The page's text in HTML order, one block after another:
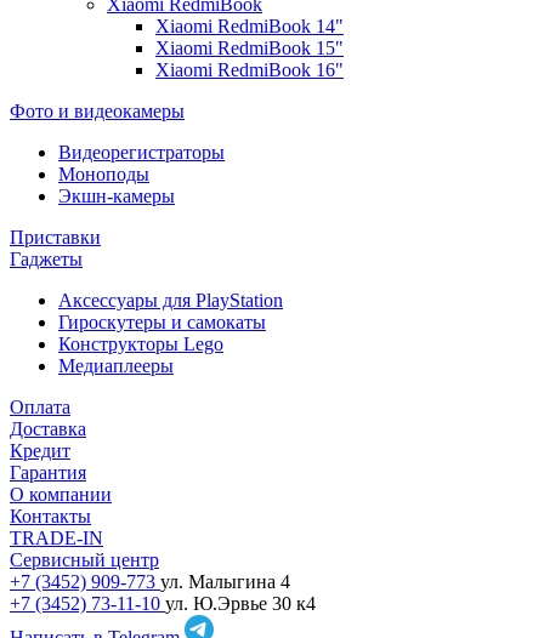
Xiaomi RedmiBook
Xiaomi RedmiBook 14"
Xiaomi RedmiBook 15"
Xiaomi RedmiBook 16"
Фото и видеокамеры
Видеорегистраторы
Моноподы
Экшн-камеры
Приставки
Гаджеты
Аксессуары для PlayStation
Гироскутеры и самокаты
Конструкторы Lego
Медиаплееры
Оплата
Доставка
Кредит
Гарантия
О компании
Контакты
TRADE-IN
Сервисный центр
+7 (3452) 909-773 ул. Малыгина 4
+7 (3452) 73-11-10 ул. Ю.Эрвье 30 к4